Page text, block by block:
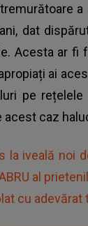
dat
Acesta ar fi
ai
pe
acest caz
la iveală noi
al
cu adevărat